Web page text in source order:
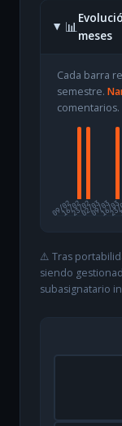
📊meses
Cada barra
semestre.
comentarios.
09/02
16/0223/0202/0309/0316/03
⚠️ Tras
siendo
subasignatario